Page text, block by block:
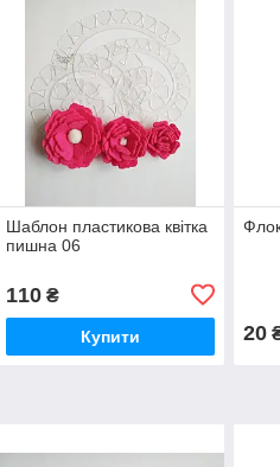
Шаблон пластикова квітка
пишна 06
110₴
Купити 20